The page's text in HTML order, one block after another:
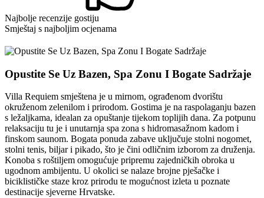
Najbolje recenzije gostiju
Smještaj s najboljim ocjenama
Opustite Se Uz Bazen, Spa Zonu I Bogate Sadržaje
Villa Requiem smještena je u mirnom, ograđenom dvorištu
okruženom zelenilom i prirodom. Gostima je na raspolaganju bazen
s ležaljkama, idealan za opuštanje tijekom toplijih dana. Za potpunu
relaksaciju tu je i unutarnja spa zona s hidromasažnom kadom i
finskom saunom. Bogata ponuda zabave uključuje stolni nogomet,
stolni tenis, biljar i pikado, što je čini odličnim izborom za druženja.
Konoba s roštiljem omogućuje pripremu zajedničkih obroka u
ugodnom ambijentu. U okolici se nalaze brojne pješačke i
biciklističke staze kroz prirodu te mogućnost izleta u poznate
destinacije sjeverne Hrvatske.